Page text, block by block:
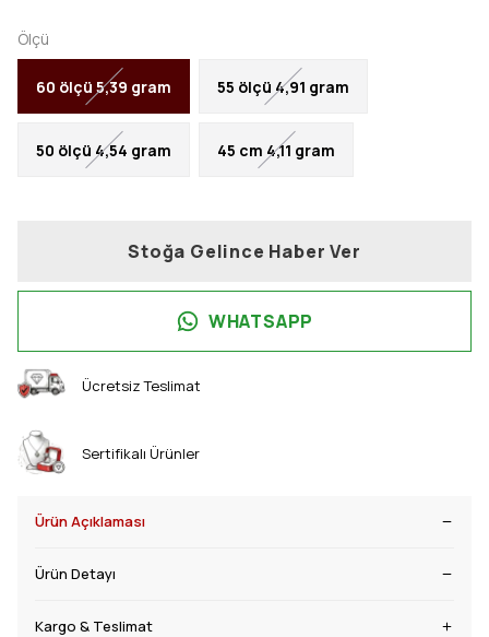
Ölçü
60 ölçü 5,39 gram 55 ölçü 4,91 gram
50 ölçü 4,54 gram 45 cm 4,11 gram
Stoğa Gelince Haber Ver
WHATSAPP
Ücretsiz Teslimat
Sertifikalı Ürünler
Ürün Açıklaması
Ürün Detayı
Kargo & Teslimat